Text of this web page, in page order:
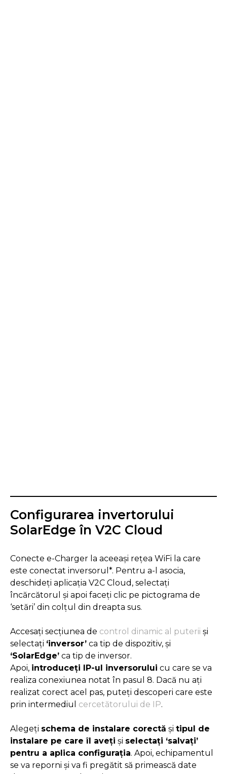
Configurarea invertorului
SolarEdge în V2C Cloud
Conecte e-Charger la aceeași rețea WiFi la care
este conectat inversorul*. Pentru a-l asocia,
deschideți aplicația V2C Cloud, selectați
încărcătorul și apoi faceți clic pe pictograma de
‘setări’ din colțul din dreapta sus.
Accesați secțiunea de control dinamic al puterii și
selectați ‘inversor’ ca tip de dispozitiv, și
‘SolarEdge’ ca tip de inversor.
Apoi, introduceți IP-ul inversorului cu care se va
realiza conexiunea notat în pasul 8. Dacă nu ați
realizat corect acel pas, puteți descoperi care este
prin intermediul cercetătorului de IP.
Alegeți schema de instalare corectă și tipul de
instalare pe care îl aveți și selectați ‘salvați’
pentru a aplica configurația. Apoi, echipamentul
se va reporni și va fi pregătit să primească date